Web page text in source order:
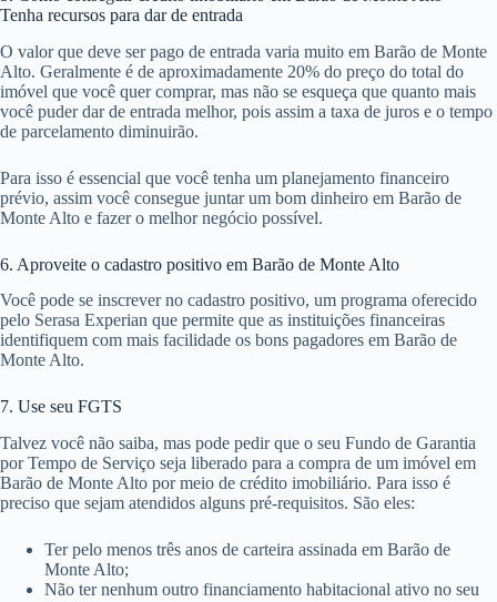
Tenha recursos para dar de entrada
O valor que deve ser pago de entrada varia muito em Barão de Monte
Alto. Geralmente é de aproximadamente 20% do preço do total do
imóvel que você quer comprar, mas não se esqueça que quanto mais
você puder dar de entrada melhor, pois assim a taxa de juros e o tempo
de parcelamento diminuirão.
Para isso é essencial que você tenha um planejamento financeiro
prévio, assim você consegue juntar um bom dinheiro em Barão de
Monte Alto e fazer o melhor negócio possível.
6. Aproveite o cadastro positivo em Barão de Monte Alto
Você pode se inscrever no cadastro positivo, um programa oferecido
pelo Serasa Experian que permite que as instituições financeiras
identifiquem com mais facilidade os bons pagadores em Barão de
Monte Alto.
7. Use seu FGTS
Talvez você não saiba, mas pode pedir que o seu Fundo de Garantia
por Tempo de Serviço seja liberado para a compra de um imóvel em
Barão de Monte Alto por meio de crédito imobiliário. Para isso é
preciso que sejam atendidos alguns pré-requisitos. São eles:
Ter pelo menos três anos de carteira assinada em Barão de
Monte Alto;
Não ter nenhum outro financiamento habitacional ativo no seu